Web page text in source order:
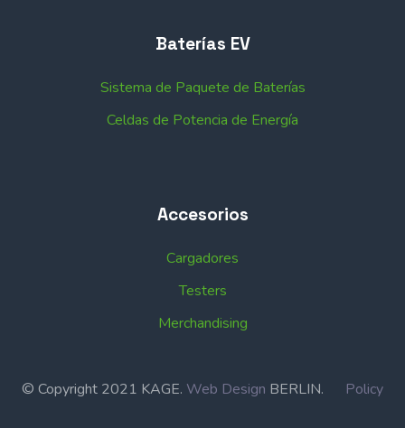
Baterías EV
Sistema de Paquete de Baterías
Celdas de Potencia de Energía
Accesorios
Cargadores
Testers
Merchandising
© Copyright 2021 KAGE. Web Design BERLIN. Policy